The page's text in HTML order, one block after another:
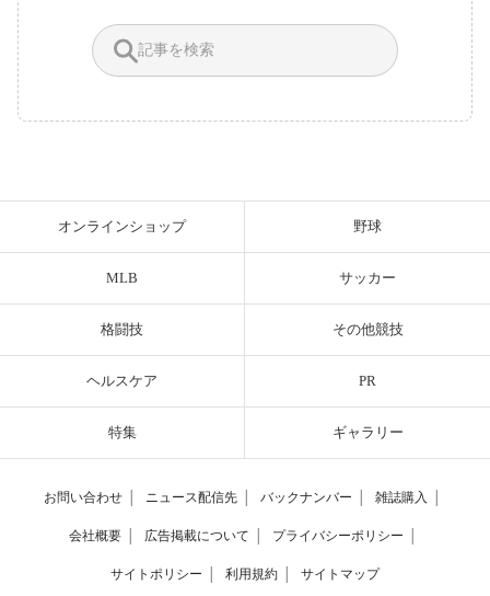
オンラインショップ 野球
MLB サッカー
格闘技 その他競技
ヘルスケア PR
特集 ギャラリー
お問い合わせ ニュース配信先 バックナンバー 雑誌購入
会社概要 広告掲載について プライバシーポリシー
サイトポリシー 利用規約 サイトマップ